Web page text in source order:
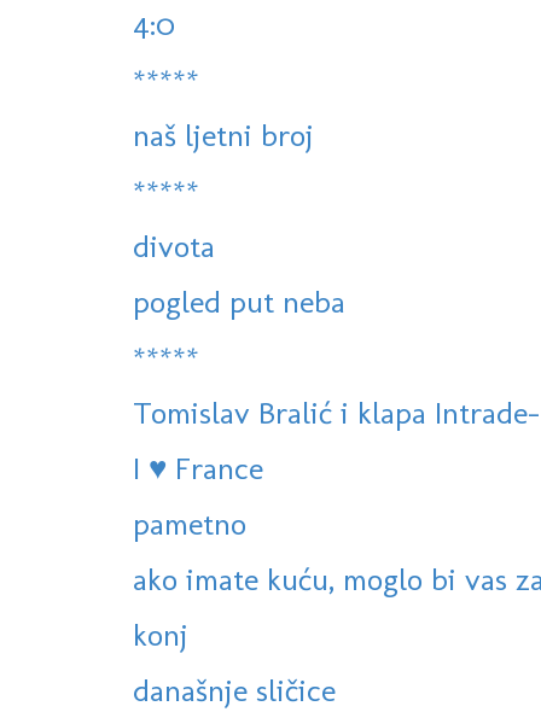
4:0
*****
naš ljetni broj
*****
divota
pogled put neba
*****
Tomislav Bralić i klapa
I ♥ France
pametno
ako imate kuću, moglo bi vas
konj
današnje sličice